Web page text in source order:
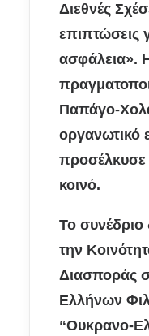
Διεθνές
επιπτώσεις
ασφάλεια».
Παπάγο-
οργανωτικό
προσέλκυσε
κοινό.
Το
την
Διασποράς
Ελλήνων Φ
“Ουκρανο-